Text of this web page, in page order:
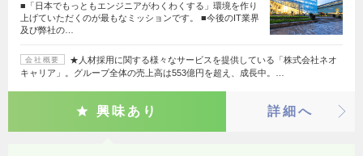
■「日本でもっともエンジニアがわくわくする」環境を作り
上げていただくのが最もなミッションです。 ■今後のIT業界
及び弊社の…
会社概要
★人材採用に関する様々なサービスを提供している「株式会社ネオ
キャリア」。グループ全体の売上高は553億円を超え、成長中。…
興味あり 詳細へ